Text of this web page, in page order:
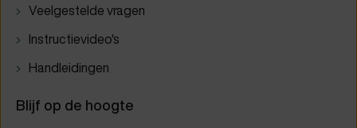
Veelgestelde vragen
Instructievideo's
Handleidingen
Blijf op de hoogte